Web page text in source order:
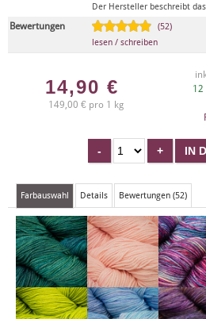
Der Hersteller beschreibt
Bewertungen
(52)
lesen / schreiben
14,90 €
149,00 € pro 1 kg
12
Farbauswahl Details Bewertungen (52)